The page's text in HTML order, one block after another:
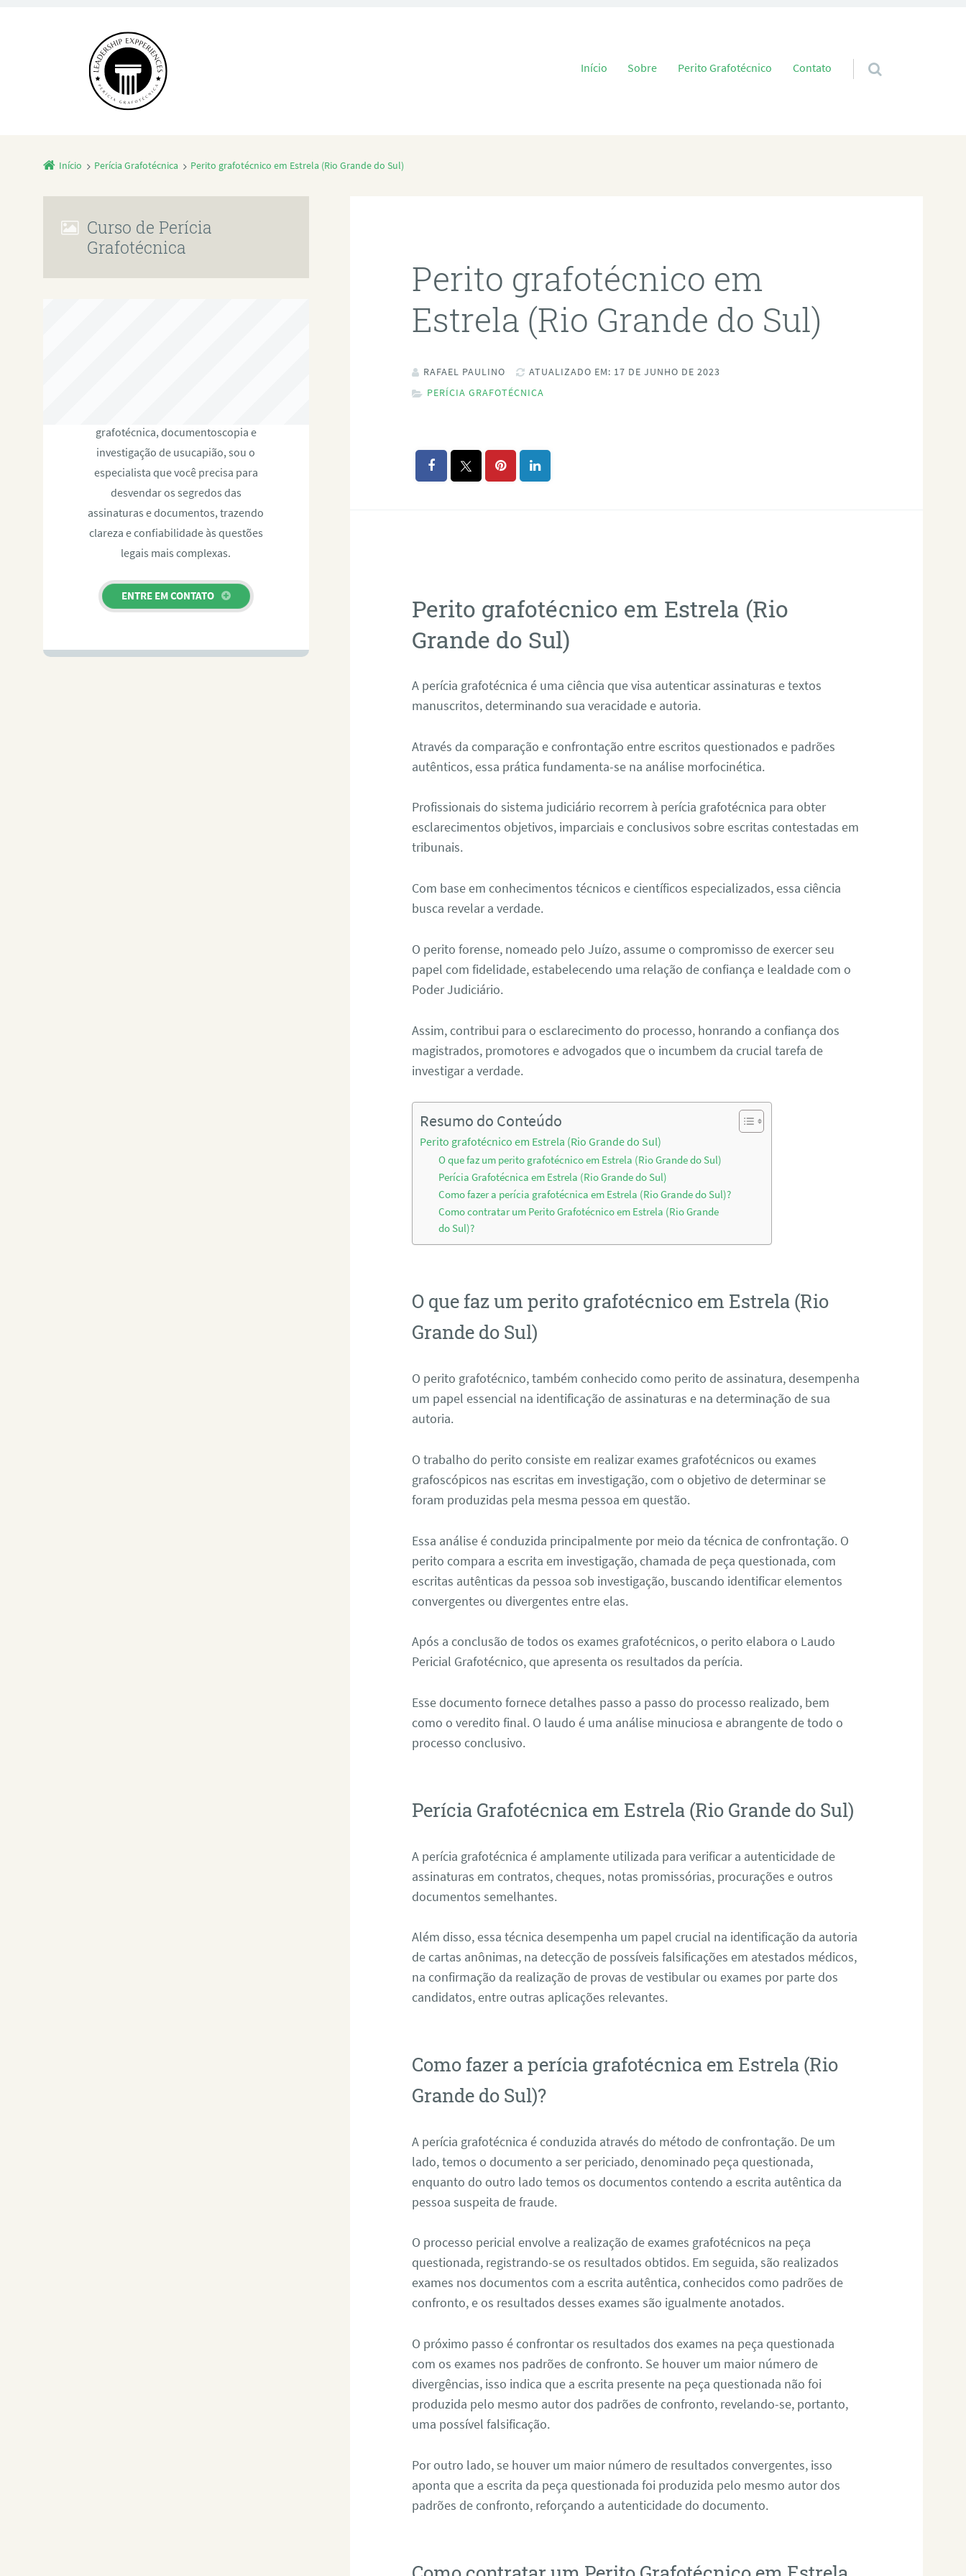
Pular para o conteúdo
Início Sobre Perito Grafotécnico Contato
Início Perícia Grafotécnica Perito grafotécnico em Estrela (Rio Grande do Sul)
Perito grafotécnico em
Estrela (Rio Grande do Sul)
RAFAEL PAULINO
ATUALIZADO EM: 17 DE JUNHO DE 2023
PERÍCIA GRAFOTÉCNICA
Perito grafotécnico em Estrela (Rio
Grande do Sul)
A perícia grafotécnica é uma ciência que visa autenticar assinaturas e textos
manuscritos, determinando sua veracidade e autoria.
Através da comparação e confrontação entre escritos questionados e padrões
autênticos, essa prática fundamenta-se na análise morfocinética.
Profissionais do sistema judiciário recorrem à perícia grafotécnica para obter
esclarecimentos objetivos, imparciais e conclusivos sobre escritas contestadas em
tribunais.
Com base em conhecimentos técnicos e científicos especializados, essa ciência
busca revelar a verdade.
O perito forense, nomeado pelo Juízo, assume o compromisso de exercer seu
papel com fidelidade, estabelecendo uma relação de confiança e lealdade com o
Poder Judiciário.
Assim, contribui para o esclarecimento do processo, honrando a confiança dos
magistrados, promotores e advogados que o incumbem da crucial tarefa de
investigar a verdade.
Resumo do Conteúdo
Perito grafotécnico em Estrela (Rio Grande do Sul)
O que faz um perito grafotécnico em Estrela (Rio Grande do Sul)
Perícia Grafotécnica em Estrela (Rio Grande do Sul)
Como fazer a perícia grafotécnica em Estrela (Rio Grande do Sul)?
Como contratar um Perito Grafotécnico em Estrela (Rio Grande
do Sul)?
O que faz um perito grafotécnico em Estrela (Rio
Grande do Sul)
O perito grafotécnico, também conhecido como perito de assinatura, desempenha
um papel essencial na identificação de assinaturas e na determinação de sua
autoria.
O trabalho do perito consiste em realizar exames grafotécnicos ou exames
grafoscópicos nas escritas em investigação, com o objetivo de determinar se
foram produzidas pela mesma pessoa em questão.
Essa análise é conduzida principalmente por meio da técnica de confrontação. O
perito compara a escrita em investigação, chamada de peça questionada, com
escritas autênticas da pessoa sob investigação, buscando identificar elementos
convergentes ou divergentes entre elas.
Após a conclusão de todos os exames grafotécnicos, o perito elabora o Laudo
Pericial Grafotécnico, que apresenta os resultados da perícia.
Esse documento fornece detalhes passo a passo do processo realizado, bem
como o veredito final. O laudo é uma análise minuciosa e abrangente de todo o
processo conclusivo.
Perícia Grafotécnica em Estrela (Rio Grande do Sul)
A perícia grafotécnica é amplamente utilizada para verificar a autenticidade de
assinaturas em contratos, cheques, notas promissórias, procurações e outros
documentos semelhantes.
Além disso, essa técnica desempenha um papel crucial na identificação da autoria
de cartas anônimas, na detecção de possíveis falsificações em atestados médicos,
na confirmação da realização de provas de vestibular ou exames por parte dos
candidatos, entre outras aplicações relevantes.
Como fazer a perícia grafotécnica em Estrela (Rio
Grande do Sul)?
A perícia grafotécnica é conduzida através do método de confrontação. De um
lado, temos o documento a ser periciado, denominado peça questionada,
enquanto do outro lado temos os documentos contendo a escrita autêntica da
pessoa suspeita de fraude.
O processo pericial envolve a realização de exames grafotécnicos na peça
questionada, registrando-se os resultados obtidos. Em seguida, são realizados
exames nos documentos com a escrita autêntica, conhecidos como padrões de
confronto, e os resultados desses exames são igualmente anotados.
O próximo passo é confrontar os resultados dos exames na peça questionada
com os exames nos padrões de confronto. Se houver um maior número de
divergências, isso indica que a escrita presente na peça questionada não foi
produzida pelo mesmo autor dos padrões de confronto, revelando-se, portanto,
uma possível falsificação.
Por outro lado, se houver um maior número de resultados convergentes, isso
aponta que a escrita da peça questionada foi produzida pelo mesmo autor dos
padrões de confronto, reforçando a autenticidade do documento.
Curso de Perícia
Grafotécnica
grafotécnica, documentoscopia e
investigação de usucapião, sou o
especialista que você precisa para
desvendar os segredos das
assinaturas e documentos, trazendo
clareza e confiabilidade às questões
legais mais complexas.
ENTRE EM CONTATO